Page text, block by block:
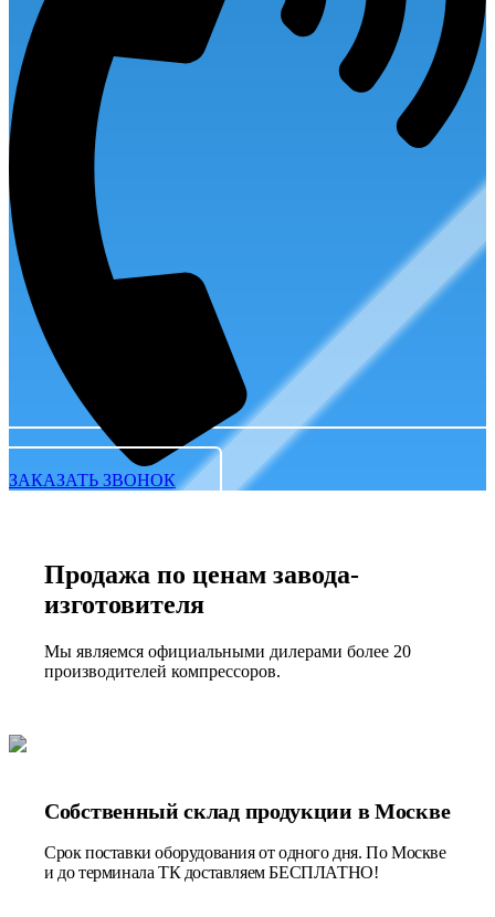
ЗАКАЗАТЬ ЗВОНОК
Продажа по ценам завода-
изготовителя
Мы являемся официальными дилерами более 20
производителей компрессоров.
Собственный склад продукции в Москве
Срок поставки оборудования от одного дня. По Москве
и до терминала ТК доставляем БЕСПЛАТНО!